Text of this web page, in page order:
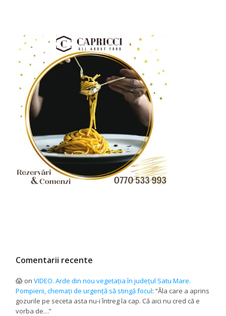
Comentarii recente
😱 onVIDEO. Arde din nou vegetația în județul Satu Mare.
Pompierii, chemați de urgență să stingă focul: “Ăla care a aprins
gozurile pe seceta asta nu-i întreg la cap. Că aici nu cred că e
vorba de…”